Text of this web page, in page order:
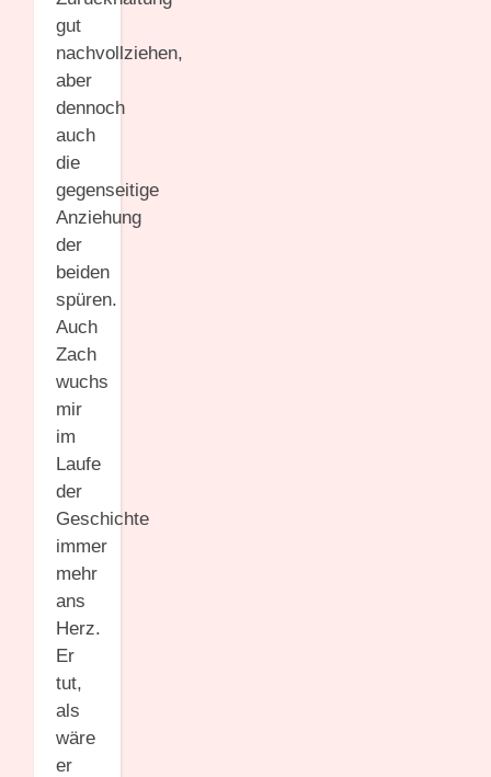
gut
nachvollziehen,
aber
dennoch
auch
die
gegenseitige
Anziehung
der
beiden
spüren.
Auch
Zach
wuchs
mir
im
Laufe
der
Geschichte
immer
mehr
ans
Herz.
Er
tut,
als
wäre
er